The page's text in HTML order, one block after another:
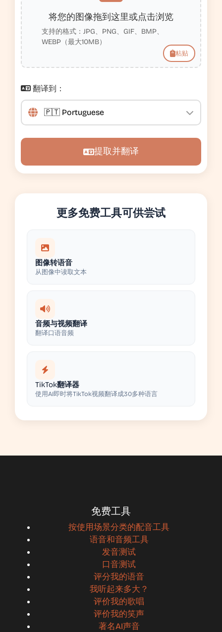
将您的图像拖到这里或点击浏览
支持的格式：JPG、PNG、GIF、BMP、
WEBP（最大10MB）
粘贴
翻译到：
提取并翻译
更多免费工具可供尝试
图像转语音
从图像中读取文本
音频与视频翻译
翻译口语音频
TikTok翻译器
使用AI即时将TikTok视频翻译成30多种语言
免费工具
按使用场景分类的配音工具
语音和音频工具
发音测试
口音测试
评分我的语音
我听起来多大？
评价我的歌唱
评价我的笑声
著名AI声音